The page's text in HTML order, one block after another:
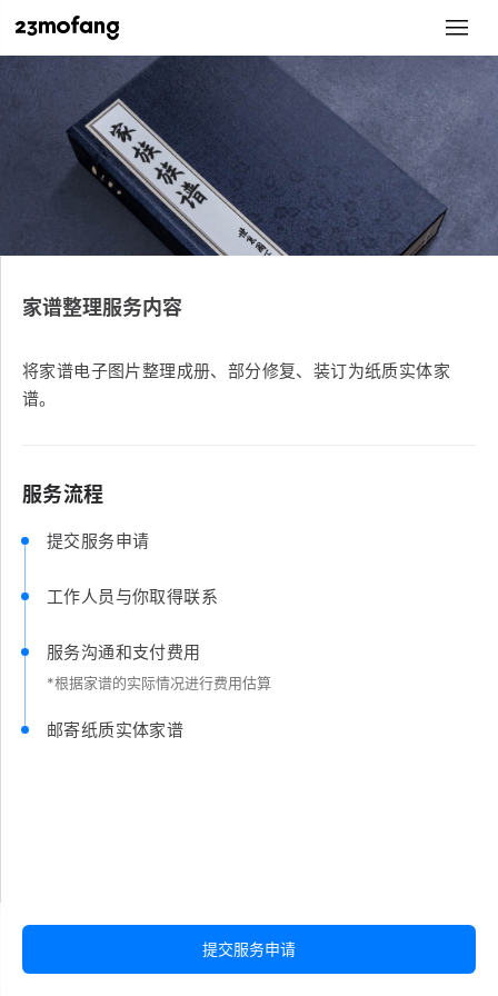
家谱整理服务内容
将家谱电子图片整理成册、部分修复、装订为纸质实体家
谱。
服务流程
提交服务申请
工作人员与你取得联系
服务沟通和支付费用
*根据家谱的实际情况进行费用估算
邮寄纸质实体家谱
提交服务申请